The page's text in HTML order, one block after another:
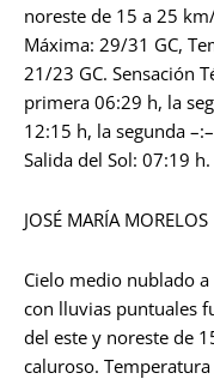
noreste de 15 a 25
Máxima: 29/31 GC,
21/23 GC. Sensación
primera 06:29 h, la
12:15 h, la segunda
Salida del Sol: 07:19
JOSÉ MARÍA MORELOS
Cielo medio nublado
con lluvias puntuales
del este y noreste de
caluroso.